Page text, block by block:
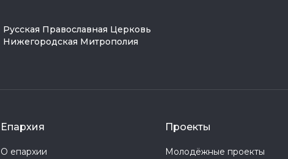
Русская Православная Церковь
Нижегородская Митрополия
Епархия
О епархии
Проекты
Молодёжные проекты